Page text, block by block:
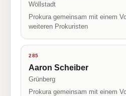
Wöllstadt
Prokura gemeinsam mit einem
weiteren Prokuristen
285
Aaron Scheiber
Grünberg
Prokura gemeinsam mit einem